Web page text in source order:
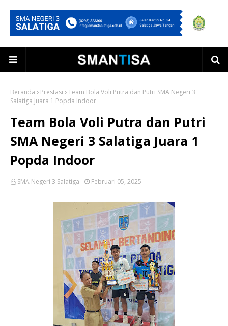
Beranda Prestasi
Team Bola Voli Putra dan Putri SMA Negeri 3
Salatiga Juara 1 Popda Indoor
Team Bola Voli Putra dan Putri
SMA Negeri 3 Salatiga Juara 1
Popda Indoor
SMA Negeri 3 Salatiga Februari 05, 2025